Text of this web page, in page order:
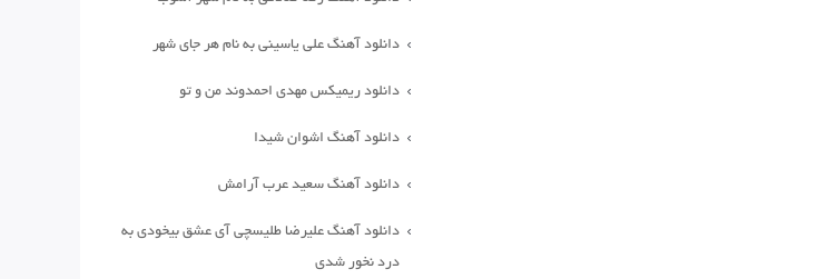
دانلود آهنگ علی یاسینی به نام هر جای شهر
دانلود ریمیکس مهدی احمدوند من و تو
دانلود آهنگ اشوان شیدا
دانلود آهنگ سعید عرب آرامش
دانلود آهنگ علیرضا طلیسچی آی عشق بیخودی به
درد نخور شدی